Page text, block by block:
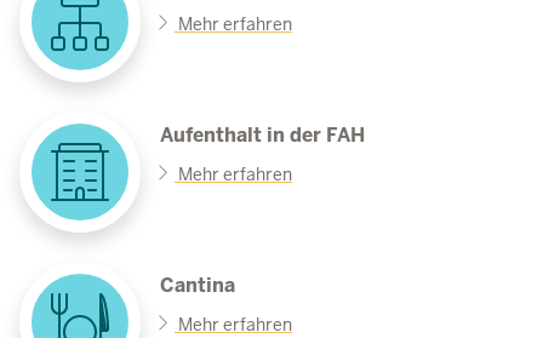
Mehr erfahren
Aufenthalt in der FAH
Mehr erfahren
Cantina
Mehr erfahren